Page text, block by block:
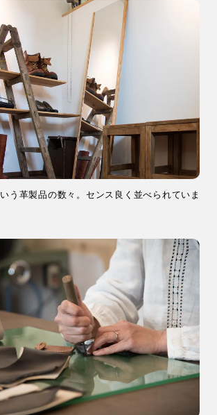
う革製品の数々。センス良く並べられていま
7171
5522